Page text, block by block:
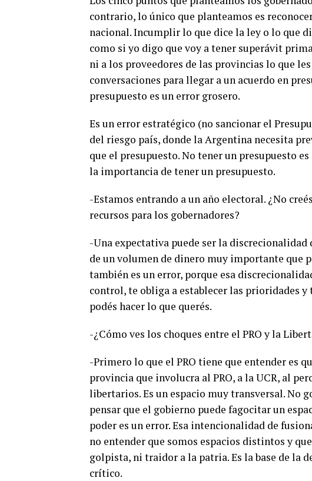
contrario, lo único que planteamos es
nacional. Incumplir lo que dice la ley o lo que
como si yo digo que voy a tener superávit
ni a los proveedores de las provincias lo que
conversaciones para llegar a un acuerdo en
presupuesto es un error grosero.
Es un error estratégico (no sancionar el
del riesgo país, donde la Argentina necesita
que el presupuesto. No tener un presupuesto
la importancia de tener un presupuesto.
-Estamos entrando a un año electoral. ¿No
recursos para los gobernadores?
-Una expectativa puede ser la
de un volumen de dinero muy importante que
también es un error, porque esa
control, te obliga a establecer las prioridades y
podés hacer lo que querés.
-¿Cómo ves los choques entre el PRO y la
-Primero lo que el PRO tiene que entender es
provincia que involucra al PRO, a la UCR, al
libertarios. Es un espacio muy transversal. No
pensar que el gobierno puede fagocitar un
poder es un error. Esa intencionalidad de
no entender que somos espacios distintos y
golpista, ni traidor a la patria. Es la base de la
crítico.